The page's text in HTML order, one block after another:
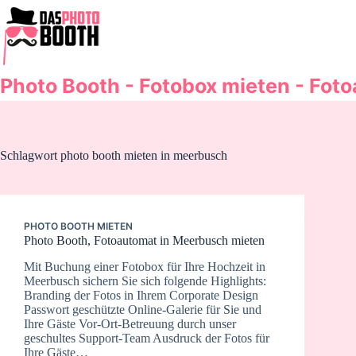
Zum
Inhalt
springen
Photo Booth - Fotobox mieten -
Schlagwort photo booth mieten in meerbusch
PHOTO BOOTH MIETEN
Photo Booth, Fotoautomat in Meerbusch mieten
Mit Buchung einer Fotobox für Ihre Hochzeit in
Meerbusch sichern Sie sich folgende Highlights:
Branding der Fotos in Ihrem Corporate Design
Passwort geschützte Online-Galerie für Sie und
Ihre Gäste Vor-Ort-Betreuung durch unser
geschultes Support-Team Ausdruck der Fotos für
Ihre Gäste…